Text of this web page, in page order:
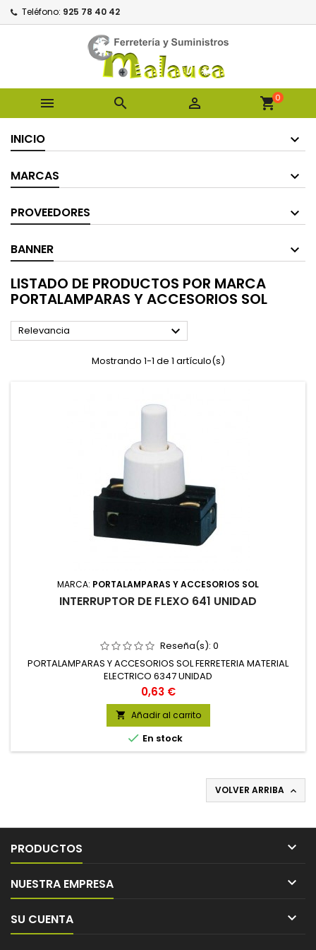
Teléfono: 925 78 40 42
   shopping_cart0
INICIO
MARCAS
PROVEEDORES
BANNER
LISTADO DE PRODUCTOS POR MARCA
PORTALAMPARAS Y ACCESORIOS SOL
Relevancia 
Mostrando 1-1 de 1 artículo(s)
MARCA: PORTALAMPARAS Y ACCESORIOS SOL
INTERRUPTOR DE FLEXO 641 UNIDAD
Reseña(s): 0
PORTALAMPARAS Y ACCESORIOS SOL FERRETERIA MATERIAL
ELECTRICO 6347 UNIDAD
Precio
0,63 €
 Añadir al carrito
 En stock
VOLVER ARRIBA 
PRODUCTOS 
NUESTRA EMPRESA 
SU CUENTA 